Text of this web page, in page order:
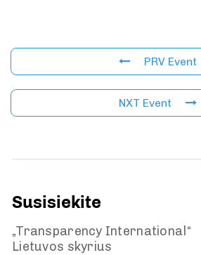
PRV Event
NXT Event
Susisiekite
„Transparency International“
Lietuvos skyrius